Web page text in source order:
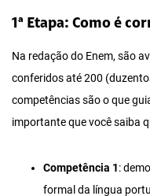
1ª Etapa: Como é
Na redação do Enem, são
conferidos até 200
competências são o que
importante que você saiba
Competência 1:
formal da língua